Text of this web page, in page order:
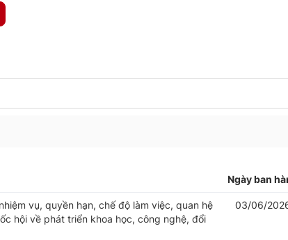
Ngày ban
vụ, quyền hạn, chế độ làm việc, quan hệ
hội về phát triển khoa học, công nghệ, đổi
03/06/